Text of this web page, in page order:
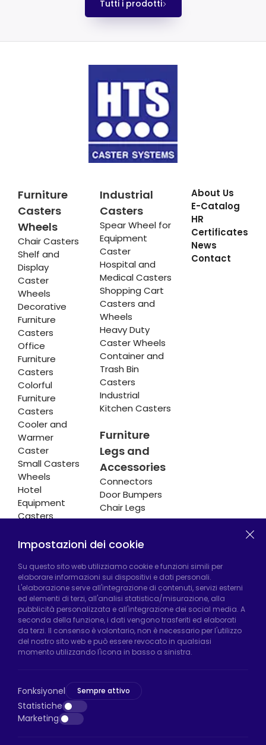
Tutti i prodotti
Furniture
Casters
Wheels
Chair Casters
Shelf and
Display
Caster
Wheels
Decorative
Furniture
Casters
Office
Furniture
Casters
Colorful
Furniture
Casters
Cooler and
Warmer
Caster
Small Casters
Wheels
Hotel
Equipment
Casters
Industrial
Casters
Spear Wheel for
Equipment
Caster
Hospital and
Medical Casters
Shopping Cart
Casters and
Wheels
Heavy Duty
Caster Wheels
Container and
Trash Bin
Casters
Industrial
Kitchen Casters
Furniture
Legs and
Accessories
Connectors
Door Bumpers
Chair Legs
About Us
E-Catalog
HR
Certificates
News
Contact
Fabbrica di Hadımköy:Atatürk Industrial Zone,
Uzunçayır Street, No:11 Hadımköy, 34555
Arnavutköy/Istanbul
Telefono:+90 212 640 66 46
Email:export@htsteker.com
Negozio Bayrampasa:Kocatepe
Bayrampaşa/Istanbul
Telefono:+90 530 044 64 87
Email:info@htsteker.com
Impostazioni dei cookie
Su questo sito web utilizziamo cookie e funzioni simili per
elaborare informazioni sui dispositivi e dati personali.
L'elaborazione serve all'integrazione di contenuti, servizi esterni
ed elementi di terzi, all'analisi statistica/misurazione, alla
pubblicità personalizzata e all'integrazione dei social media. A
seconda della funzione, i dati vengono trasferiti ed elaborati
da terzi. Il consenso è volontario, non è necessario per l'utilizzo
del nostro sito web e può essere revocato in qualsiasi
momento utilizzando l'icona in basso a sinistra.
Fonksiyonel Sempre attivo
Statistiche
Marketing